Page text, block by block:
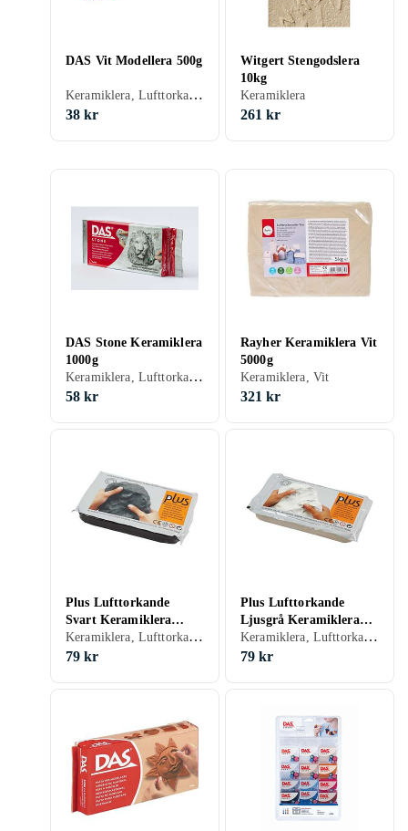
DAS Vit Modellera 500g
Keramiklera, Lufttorkande, Vit
38 kr
Witgert Stengodslera
10kg
Keramiklera
261 kr
DAS Stone Keramiklera
1000g
Keramiklera, Lufttorkande, Grå
58 kr
Rayher Keramiklera Vit
5000g
Keramiklera, Vit
321 kr
Plus Lufttorkande
Svart Keramiklera
1000g
Keramiklera, Lufttorkande, Svart
79 kr
Plus Lufttorkande
Ljusgrå Keramiklera
1000g
Keramiklera, Lufttorkande, Grå
79 kr